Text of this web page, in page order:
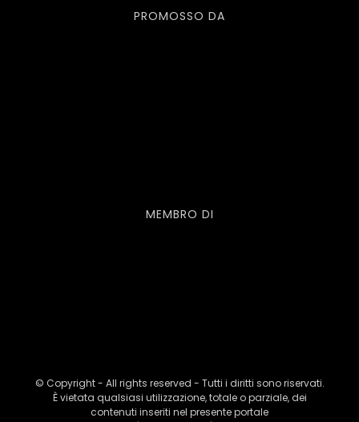
PROMOSSO DA
MEMBRO DI
© Copyright - All rights reserved - Tutti i diritti sono riservati.
È vietata qualsiasi utilizzazione, totale o parziale, dei
contenuti inseriti nel presente portale